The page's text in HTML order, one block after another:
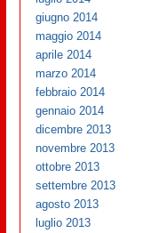
giugno 2014
maggio 2014
aprile 2014
marzo 2014
febbraio 2014
gennaio 2014
dicembre 2013
novembre 2013
ottobre 2013
settembre 2013
agosto 2013
luglio 2013